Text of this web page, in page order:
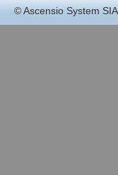
©Ascensio System SIA